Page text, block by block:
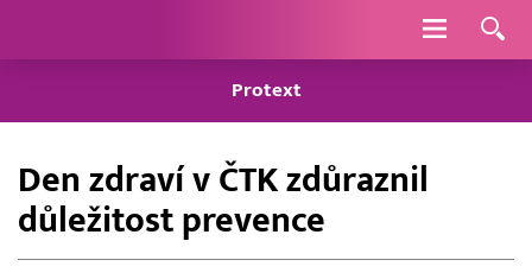
Navigace
Protext
Den zdraví v ČTK zdůraznil
důležitost prevence